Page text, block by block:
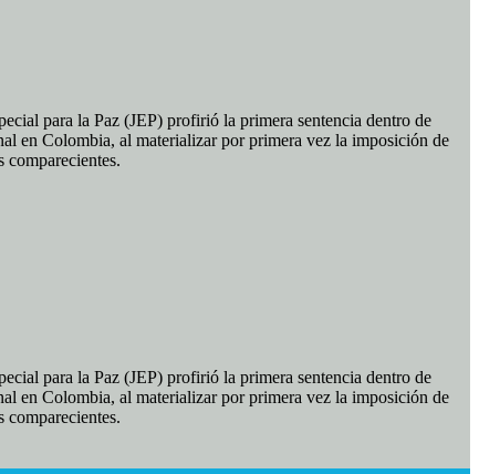
para la Paz (JEP) profirió la primera sentencia dentro de
en Colombia, al materializar por primera vez la imposición de
comparecientes.
para la Paz (JEP) profirió la primera sentencia dentro de
en Colombia, al materializar por primera vez la imposición de
comparecientes.